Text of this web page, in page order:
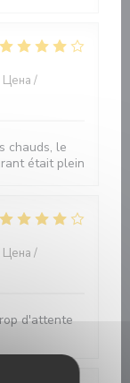
Цена /
chauds, le
était plein
Цена /
d'attente